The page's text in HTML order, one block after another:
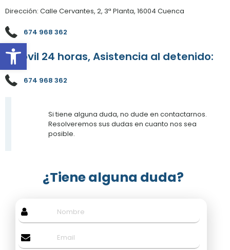
Abrir barra de herramientas
Dirección: Calle Cervantes, 2, 3ª Planta, 16004 Cuenca
674 968 362
Móvil 24 horas, Asistencia al detenido:
674 968 362
Si tiene alguna duda, no dude en contactarnos.
Resolveremos sus dudas en cuanto nos sea
posible.
¿Tiene alguna duda?